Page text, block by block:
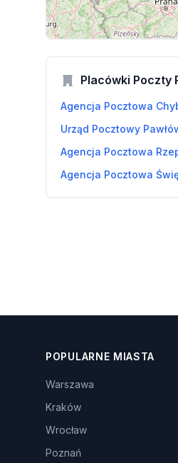
Placówki Poczty
Agencja Pocztowa
Urząd Pocztowy
Agencja Pocztowa
Agencja Pocztowa
POPULARNE MIASTA
Warszawa
Kraków
Wrocław
Poznań